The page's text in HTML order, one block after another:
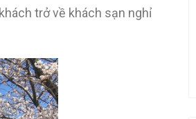
trở về khách sạn nghỉ